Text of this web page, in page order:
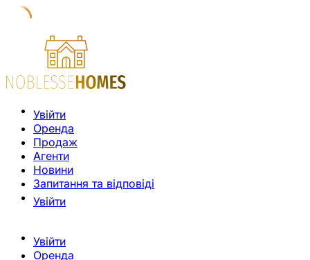
Увійти
Оренда
Продаж
Агенти
Новини
Запитання та відповіді
Увійти
Увійти
Оренда